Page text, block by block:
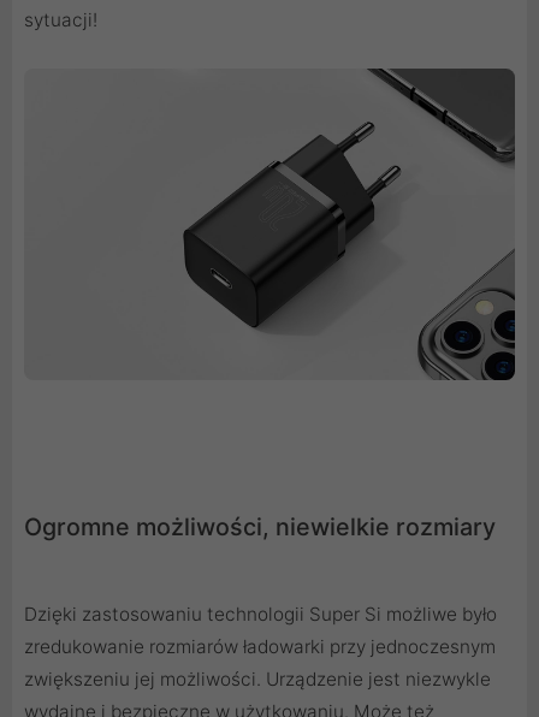
sytuacji!
Ogromne możliwości, niewielkie rozmiary
Dzięki zastosowaniu technologii Super Si możliwe było
zredukowanie rozmiarów ładowarki przy jednoczesnym
zwiększeniu jej możliwości. Urządzenie jest niezwykle
wydajne i bezpieczne w użytkowaniu. Może też